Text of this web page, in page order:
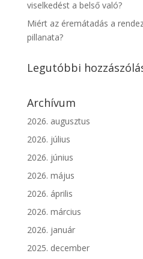
viselkedést a belső való?
Miért az éremátadás a
pillanata?
Legutóbbi
Archívum
2026. augusztus
2026. július
2026. június
2026. május
2026. április
2026. március
2026. január
2025. december